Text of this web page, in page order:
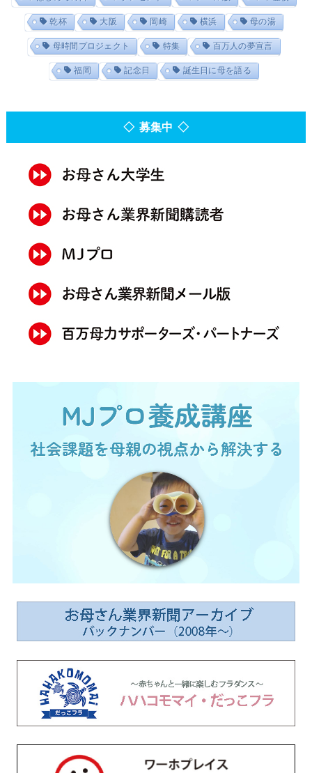
乾杯 大阪 岡崎 横浜 母の湯
母時間プロジェクト 特集 百万人の夢宣言
福岡 記念日 誕生日に母を語る
◇ 募集中 ◇